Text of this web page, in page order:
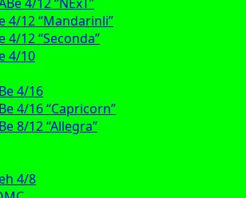
4/12 “Mandarinli”
4/12 “Seconda”
4/10
4/16
4/16 “Capricorn”
8/12 “Allegra”
4/8